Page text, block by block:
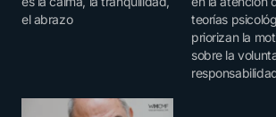
el abrazo
teorías
priorizan la
sobre la